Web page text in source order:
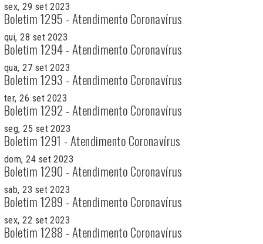
sex, 29 set 2023
Boletim 1295 - Atendimento Coronavírus
qui, 28 set 2023
Boletim 1294 - Atendimento Coronavírus
qua, 27 set 2023
Boletim 1293 - Atendimento Coronavírus
ter, 26 set 2023
Boletim 1292 - Atendimento Coronavírus
seg, 25 set 2023
Boletim 1291 - Atendimento Coronavírus
dom, 24 set 2023
Boletim 1290 - Atendimento Coronavírus
sab, 23 set 2023
Boletim 1289 - Atendimento Coronavírus
sex, 22 set 2023
Boletim 1288 - Atendimento Coronavírus